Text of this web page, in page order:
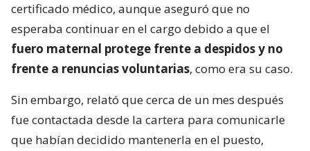
certificado médico, aunque aseguró que no
esperaba continuar en el cargo debido a que el
fuero maternal protege frente a despidos y no
frente a renuncias voluntarias, como era su caso.
Sin embargo, relató que cerca de un mes después
fue contactada desde la cartera para comunicarle
que habían decidido mantenerla en el puesto,